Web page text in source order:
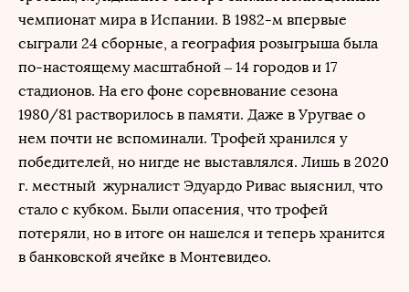
чемпионат мира в Испании. В 1982-м впервые
сыграли 24 сборные, а география розыгрыша была
по-настоящему масштабной – 14 городов и 17
стадионов. На его фоне соревнование сезона
1980/81 растворилось в памяти. Даже в Уругвае о
нем почти не вспоминали. Трофей хранился у
победителей, но нигде не выставлялся. Лишь в 2020
г. местный журналист Эдуардо Ривас выяснил, что
стало с кубком. Были опасения, что трофей
потеряли, но в итоге он нашелся и теперь хранится
в банковской ячейке в Монтевидео.